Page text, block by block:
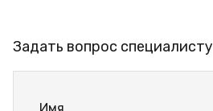
Задать вопрос специалисту
Имя